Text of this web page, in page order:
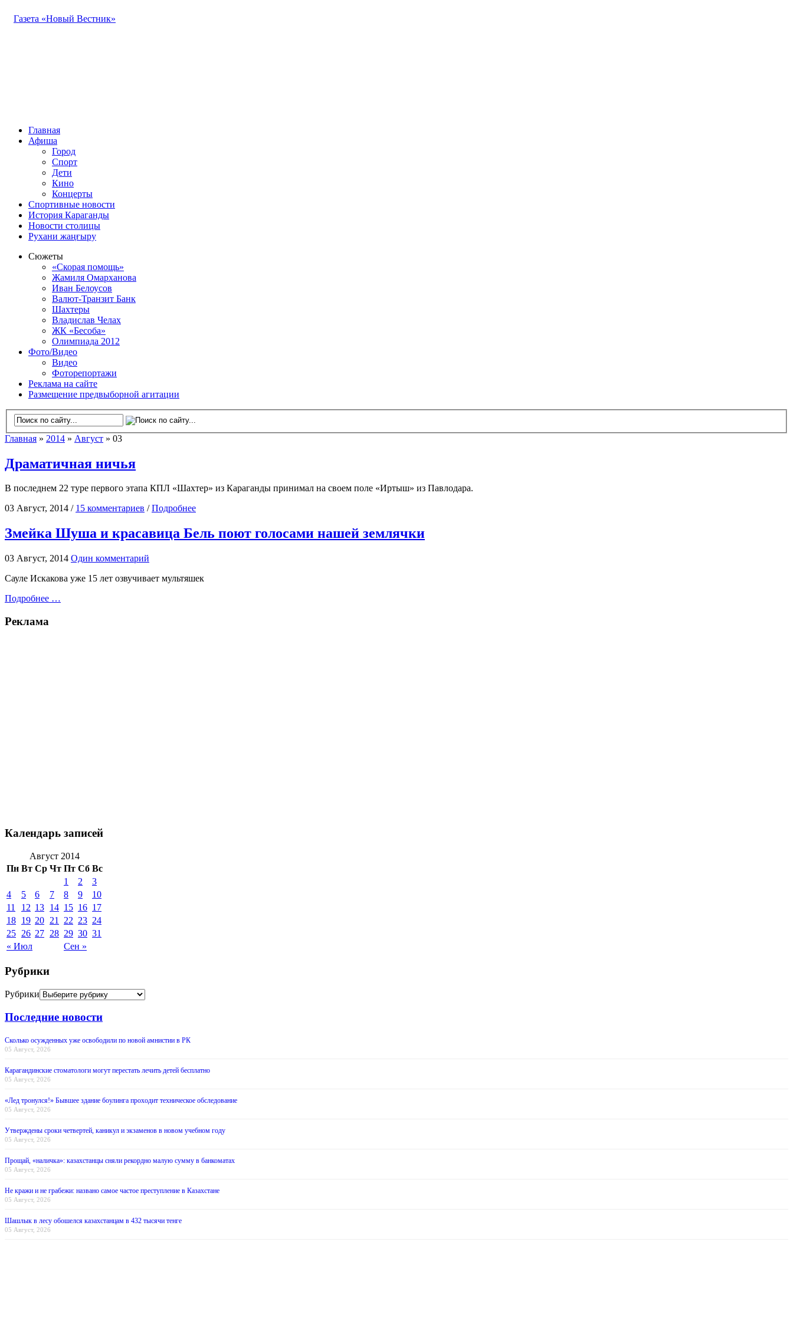
Газета «Новый Вестник»
Главная
Афиша
Город
Спорт
Дети
Кино
Концерты
Спортивные новости
История Караганды
Новости столицы
Рухани жаңғыру
Сюжеты
«Скорая помощь»
Жамиля Омарханова
Иван Белоусов
Валют-Транзит Банк
Шахтеры
Владислав Челах
ЖК «Бесоба»
Олимпиада 2012
Фото/Видео
Видео
Фоторепортажи
Реклама на сайте
Размещение предвыборной агитации
Главная » 2014 » Август » 03
Драматичная ничья
В последнем 22 туре первого этапа КПЛ «Шахтер» из Караганды принимал на своем поле «Иртыш» из Павлодара.
03 Август, 2014 / 15 комментариев /Подробнее
Змейка Шуша и красавица Бель поют голосами нашей землячки
03 Август, 2014 Один комментарий
Сауле Искакова уже 15 лет озвучивает мультяшек
Подробнее …
Реклама
Календарь записей
Август 2014
Пн Вт Ср Чт Пт Сб Вс
« Июл Сен »
1 2
3
4
5 6 7 8 9
10
11
12 13 14 15 16 17
18 19 20 21 22 23 24
25 26 27 28 29 30 31
Рубрики
Рубрики
Последние новости
Сколько осужденных уже освободили по новой амнистии в РК
05 Август, 2026
Карагандинские стоматологи могут перестать лечить детей бесплатно
05 Август, 2026
«Лед тронулся!» Бывшее здание боулинга проходит техническое обследование
05 Август, 2026
Утверждены сроки четвертей, каникул и экзаменов в новом учебном году
05 Август, 2026
Прощай, «наличка»: казахстанцы сняли рекордно малую сумму в банкоматах
05 Август, 2026
Не кражи и не грабежи: названо самое частое преступление в Казахстане
05 Август, 2026
Шашлык в лесу обошелся казахстанцам в 432 тысячи тенге
05 Август, 2026